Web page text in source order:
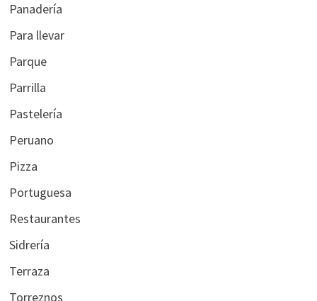
Panadería
Para llevar
Parque
Parrilla
Pastelería
Peruano
Pizza
Portuguesa
Restaurantes
Sidrería
Terraza
Torreznos